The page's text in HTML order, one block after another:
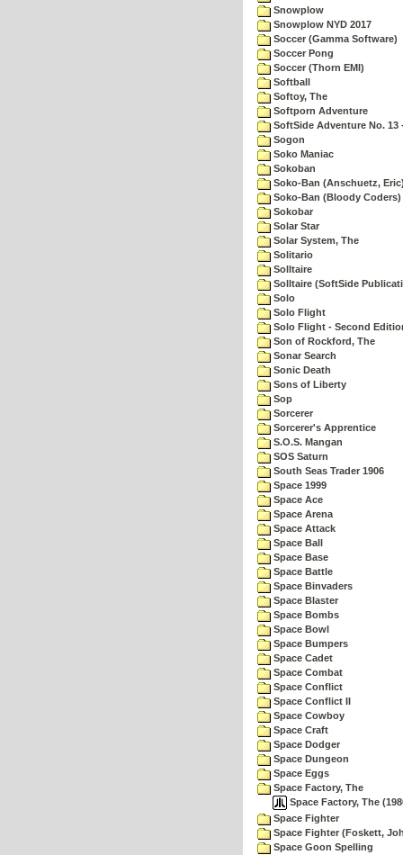
Snowplow
Snowplow NYD 2017
Soccer (Gamma Software)
Soccer Pong
Soccer (Thorn EMI)
Softball
Softoy, The
Softporn Adventure
SoftSide Adventure No. 13
Sogon
Soko Maniac
Sokoban
Soko-Ban (Anschuetz,
Soko-Ban (Bloody Coders)
Sokobar
Solar Star
Solar System, The
Solitario
Solltaire
Solltaire (SoftSide
Solo
Solo Flight
Solo Flight - Second
Son of Rockford, The
Sonar Search
Sonic Death
Sons of Liberty
Sop
Sorcerer
Sorcerer's Apprentice
S.O.S. Mangan
SOS Saturn
South Seas Trader 1906
Space 1999
Space Ace
Space Arena
Space Attack
Space Ball
Space Base
Space Battle
Space Binvaders
Space Blaster
Space Bombs
Space Bowl
Space Bumpers
Space Cadet
Space Combat
Space Conflict
Space Conflict II
Space Cowboy
Space Craft
Space Dodger
Space Dungeon
Space Eggs
Space Factory, The
Space Factory, The
Space Fighter
Space Fighter (Foskett,
Space Goon Spelling